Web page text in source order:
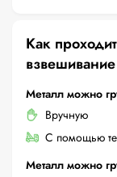
Как
Металл можно
Вручную
С помощью
Металл можно